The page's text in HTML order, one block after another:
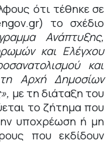
ότι τέθηκε σε
.gr) το σχέδιο
Ανάπτυξης,
και Ελέγχου
και
Αρχή Δημοσίων
με τη διάταξη του
το ζήτημα που
υποχρέωση ή μη
που εκδίδουν